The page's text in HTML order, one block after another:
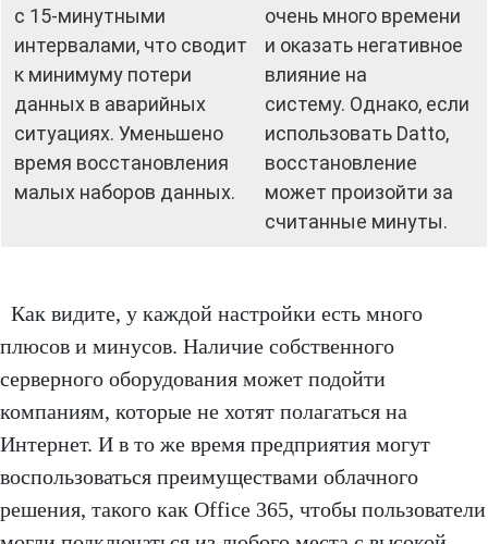
с 15-минутными
интервалами, что сводит
к минимуму потери
данных в аварийных
ситуациях. Уменьшено
время восстановления
малых наборов данных.
очень много времени
и оказать негативное
влияние на
систему. Однако, если
использовать Datto,
восстановление
может произойти за
считанные минуты.
Как видите, у каждой настройки есть много
плюсов и минусов. Наличие собственного
серверного оборудования может подойти
компаниям, которые не хотят полагаться на
Интернет. И в то же время предприятия могут
воспользоваться преимуществами облачного
решения, такого как Office 365, чтобы пользователи